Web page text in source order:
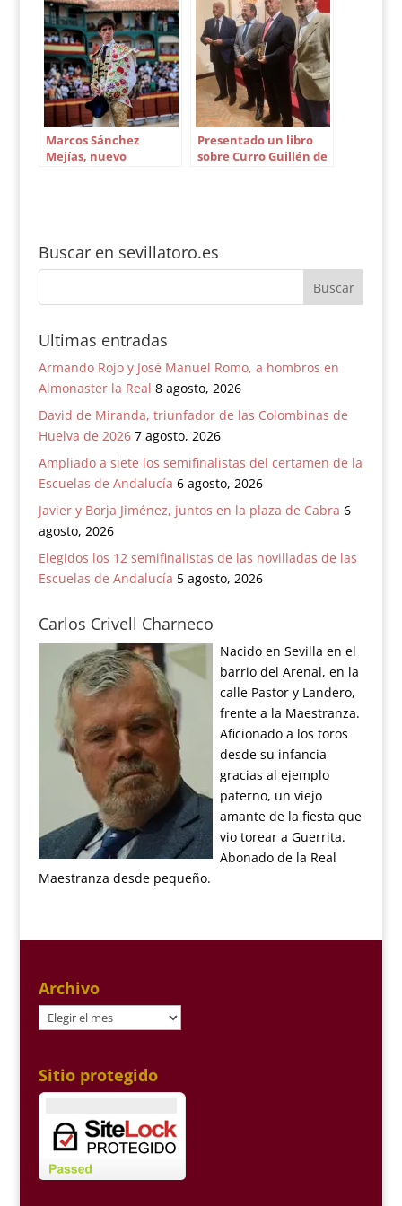
Marcos Sánchez
Mejías, nuevo
Presentado un libro
sobre Curro Guillén de
Buscar en sevillatoro.es
Ultimas entradas
Armando Rojo y José Manuel Romo, a hombros en
Almonaster la Real 8 agosto, 2026
David de Miranda, triunfador de las Colombinas de
Huelva de 2026 7 agosto, 2026
Ampliado a siete los semifinalistas del certamen de la
Escuelas de Andalucía 6 agosto, 2026
Javier y Borja Jiménez, juntos en la plaza de Cabra 6
agosto, 2026
Elegidos los 12 semifinalistas de las novilladas de las
Escuelas de Andalucía 5 agosto, 2026
Carlos Crivell Charneco
Nacido en Sevilla en el
barrio del Arenal, en la
calle Pastor y Landero,
frente a la Maestranza.
Aficionado a los toros
desde su infancia
gracias al ejemplo
paterno, un viejo
amante de la fiesta que
vio torear a Guerrita.
Abonado de la Real
Maestranza desde pequeño.
Archivo
Archivo
Sitio protegido